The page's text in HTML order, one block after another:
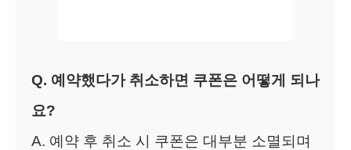
Q. 예약했다가 취소하면 쿠폰은 어떻게 되나
요?
A. 예약 후 취소 시 쿠폰은 대부분 소멸되며